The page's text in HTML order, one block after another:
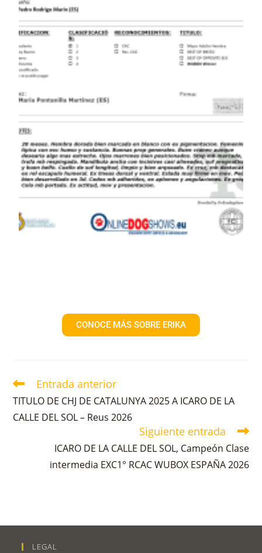
CONOCE MÁS SOBRE ERIKA
Entrada anterior
TITULO DE CHJ DE CATALUNYA 2025 A ICARO DE LA
CALLE DEL SOL – Reus 2026
Siguiente entrada
ICARO DE LA CALLE DEL SOL, Campeón Clase
intermedia EXC1° RCAC WUBOX ESPAÑA 2026
LEGAL